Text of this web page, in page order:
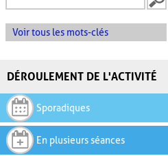
Voir tous les mots-clés
DÉROULEMENT DE L'ACTIVITÉ
Sporadiques
En plusieurs séances